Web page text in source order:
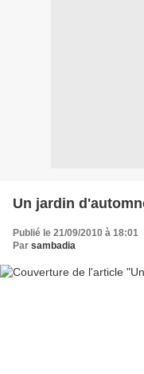
Un jardin
Publié le 21/09/2010 à 18:01
Par sambadia